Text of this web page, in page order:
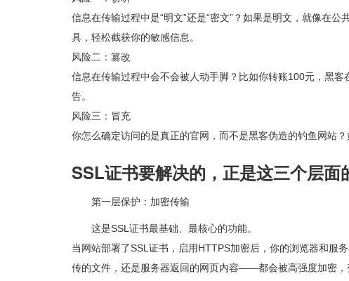
信息在传输过程中是“明文”还是“密文”？如果是明文，就像在
具，轻松截获你的敏感信息。
风险二：篡改
信息在传输过程中会不会被人动手脚？比如你转账100元，黑
告。
风险三：冒充
你怎么确定访问的是真正的官网，而不是黑客伪造的钓鱼网站
SSL证书要解决的，正是这三个层面
第一层保护：加密传输
这是SSL证书最基础、最核心的功能。
当网站部署了SSL证书，启用HTTPS加密后，你的浏览器和
传的文件，还是服务器返回的网页内容——都会被高强度加密，